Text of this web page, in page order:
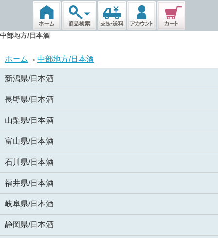
中部地方/日本酒
ホーム > 中部地方/日本酒
新潟県/日本酒
長野県/日本酒
山梨県/日本酒
富山県/日本酒
石川県/日本酒
福井県/日本酒
岐阜県/日本酒
静岡県/日本酒